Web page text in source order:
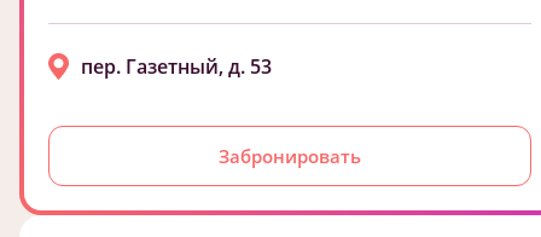
Забронировать
пер. Газетный, д. 53